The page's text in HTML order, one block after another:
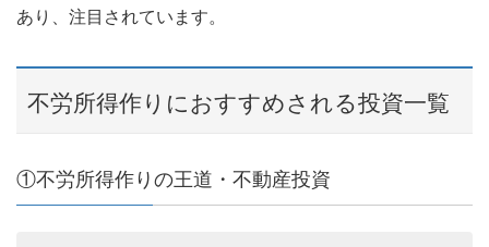
あり、注目されています。
不労所得作りにおすすめされる投資一覧
①不労所得作りの王道・不動産投資